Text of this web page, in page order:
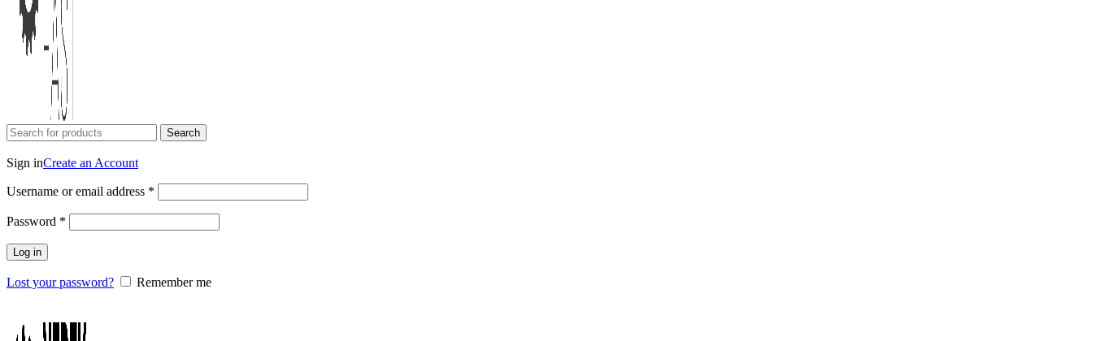
Search
Sign inCreate an Account
Username or email address *
Password *
Log in
Lost your password?
Remember me